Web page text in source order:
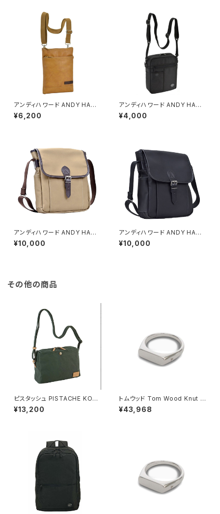
アンディハワード ANDY HAWA
RD 薄マチ ミニショルダー メン
ズ ショルダーバッグ 16414 キャ
¥6,200
アンディハワード ANDY HAWA
RD 太番手シリーズ メンズ ショ
ルダーバッグ 33708-1H ブラッ
¥4,000
アンディハワード ANDY HAWA
RD 帆布コートシリーズ 豊岡鞄
メンズ ショルダーバッグ 33689
¥10,000
アンディハワード ANDY HAWA
RD 帆布コートシリーズ 豊岡鞄
メンズ ショルダーバッグ 33689
¥10,000
その他の商品
ピスタッシュ PISTACHE KON
BU ミニショルダーバッグ 撥水
軽量 A5対応 斜めがけ 33796
¥13,200
トムウッド Tom Wood Knut R
ing リング 100572-50 シルバ
ー
¥43,968